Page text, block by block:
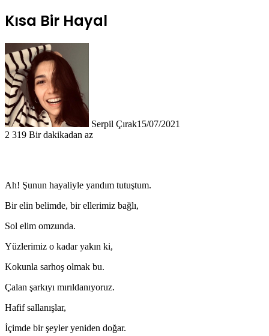
Kısa Bir Hayal
Serpil Çırak15/07/2021
2 319 Bir dakikadan az
Ah! Şunun hayaliyle yandım tutuştum.
Bir elin belimde, bir ellerimiz bağlı,
Sol elim omzunda.
Yüzlerimiz o kadar yakın ki,
Kokunla sarhoş olmak bu.
Çalan şarkıyı mırıldanıyoruz.
Hafif sallanışlar,
İçimde bir şeyler yeniden doğar.